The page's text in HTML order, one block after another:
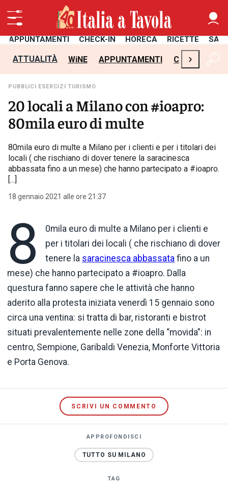
APPUNTAMENTI CHECK-IN HORECA RICETTE
ATTUALITÀ WiNE APPUNTAMENTI CHECK-IN
›
PUBBLICI ESERCIZI TURISMO
20 locali a Milano con #ioapro:
80mila euro di multe
80mila euro di multe a Milano per i clienti e per i titolari dei
locali ( che rischiano di dover tenere la saracinesca
abbassata fino a un mese) che hanno partecipato a #ioapro.
[...]
18 gennaio 2021 alle ore 21:37
8 0mila euro di multe a Milano per i clienti e
per i titolari dei locali ( che rischiano di dover
tenere la saracinesca abbassata fino a un
mese) che hanno partecipato a #ioapro. Dalla
questura fanno sapere che le attività che hanno
aderito alla protesta iniziata venerdì 15 gennaio sono
circa una ventina: si tratta di bar, ristoranti e bistrot
situati prevalentemente nelle zone della “movida”: in
centro, Sempione, Garibaldi Venezia, Monforte Vittoria
e Porta Genova.
SCRIVI UN COMMENTO
APPROFONDISCI
TUTTO SU MILANO
TAG